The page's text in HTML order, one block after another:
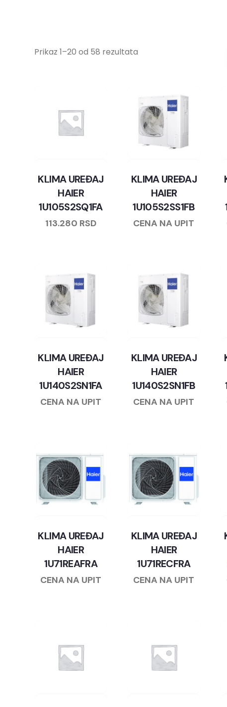
Prikaz 1–20 od 58 rezultata
KLIMA UREĐAJ
HAIER
1U105S2SQ1FA
113.280 RSD
KLIMA UREĐAJ
HAIER
1U105S2SS1FB
CENA NA UPIT
KLIMA UREĐAJ
HAIER
1U140S2SN1FA
CENA NA UPIT
KLIMA UREĐAJ
HAIER
1U140S2SN1FB
CENA NA UPIT
KLIMA UREĐAJ
HAIER
1U71REAFRA
CENA NA UPIT
KLIMA UREĐAJ
HAIER
1U71RECFRA
CENA NA UPIT